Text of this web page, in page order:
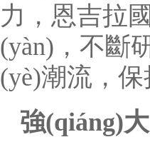
力，恩吉拉
(yàn)，不斷
(yè)潮流，
強(qiáng)